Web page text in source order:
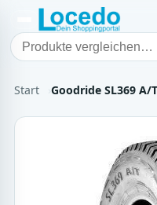
Start Goodride SL369 A/